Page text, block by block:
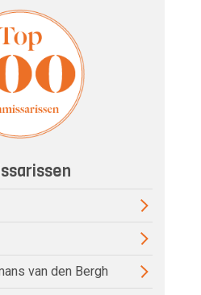
van den Bergh